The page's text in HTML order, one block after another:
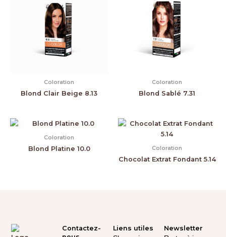
Coloration
Blond Clair Beige 8.13
Coloration
Blond Sablé 7.31
Coloration
Blond Platine 10.0 Coloration
Chocolat Extrat Fondant 5.14
Contactez-
Liens utiles Newsletter